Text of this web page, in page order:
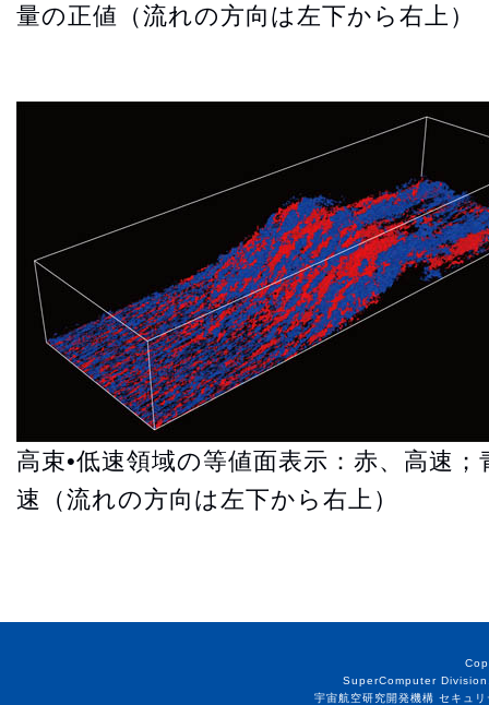
量の正値（流れの方向は左下から右上）
高束•低速領域の等値面表示：赤、高速；
速（流れの方向は左下から右上）
SuperComputer
宇宙航空研究開発機構 セキュ